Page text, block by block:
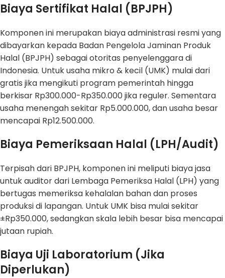
Biaya Sertifikat Halal (BPJPH)
Komponen ini merupakan biaya administrasi resmi yang
dibayarkan kepada Badan Pengelola Jaminan Produk
Halal (BPJPH) sebagai otoritas penyelenggara di
Indonesia. Untuk usaha mikro & kecil (UMK) mulai dari
gratis jika mengikuti program pemerintah hingga
berkisar Rp300.000-Rp350.000 jika reguler. Sementara
usaha menengah sekitar Rp5.000.000, dan usaha besar
mencapai Rp12.500.000.
Biaya Pemeriksaan Halal (LPH/Audit)
Terpisah dari BPJPH, komponen ini meliputi biaya jasa
untuk auditor dari Lembaga Pemeriksa Halal (LPH) yang
bertugas memeriksa kehalalan bahan dan proses
produksi di lapangan. Untuk UMK bisa mulai sekitar
±Rp350.000, sedangkan skala lebih besar bisa mencapai
jutaan rupiah.
Biaya Uji Laboratorium (Jika
Diperlukan)